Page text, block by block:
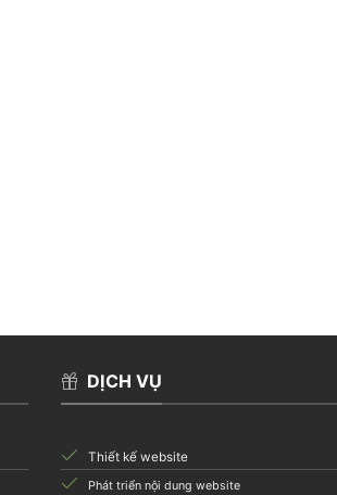
DỊCH VỤ
Thiết kế website
Phát triển nội dung website